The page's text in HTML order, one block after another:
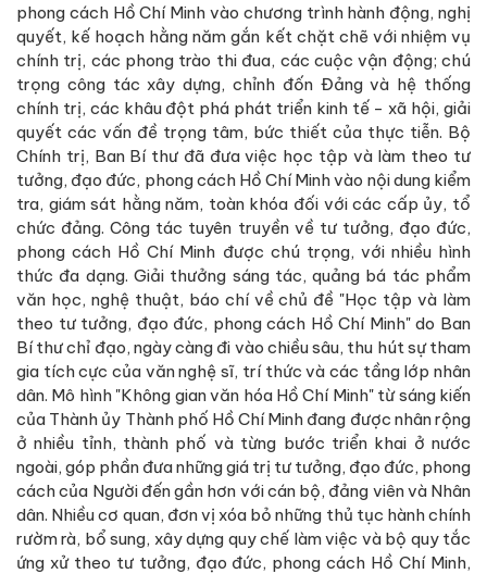
phong cách Hồ Chí Minh vào chương trình hành động, nghị
quyết, kế hoạch hằng năm gắn kết chặt chẽ với nhiệm vụ
chính trị, các phong trào thi đua, các cuộc vận động; chú
trọng công tác xây dựng, chỉnh đốn Đảng và hệ thống
chính trị, các khâu đột phá phát triển kinh tế - xã hội, giải
quyết các vấn đề trọng tâm, bức thiết của thực tiễn. Bộ
Chính trị, Ban Bí thư đã đưa việc học tập và làm theo tư
tưởng, đạo đức, phong cách Hồ Chí Minh vào nội dung kiểm
tra, giám sát hằng năm, toàn khóa đối với các cấp ủy, tổ
chức đảng. Công tác tuyên truyền về tư tưởng, đạo đức,
phong cách Hồ Chí Minh được chú trọng, với nhiều hình
thức đa dạng. Giải thưởng sáng tác, quảng bá tác phẩm
văn học, nghệ thuật, báo chí về chủ đề "Học tập và làm
theo tư tưởng, đạo đức, phong cách Hồ Chí Minh" do Ban
Bí thư chỉ đạo, ngày càng đi vào chiều sâu, thu hút sự tham
gia tích cực của văn nghệ sĩ, trí thức và các tầng lớp nhân
dân. Mô hình "Không gian văn hóa Hồ Chí Minh" từ sáng kiến
của Thành ủy Thành phố Hồ Chí Minh đang được nhân rộng
ở nhiều tỉnh, thành phố và từng bước triển khai ở nước
ngoài, góp phần đưa những giá trị tư tưởng, đạo đức, phong
cách của Người đến gần hơn với cán bộ, đảng viên và Nhân
dân. Nhiều cơ quan, đơn vị xóa bỏ những thủ tục hành chính
rườm rà, bổ sung, xây dựng quy chế làm việc và bộ quy tắc
ứng xử theo tư tưởng, đạo đức, phong cách Hồ Chí Minh,